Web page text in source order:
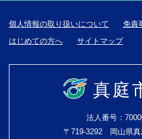
個人情報の取り扱いについて 免責
はじめての方へ
サイトマップ
真庭
法人番号：
〒719-3292 岡山県